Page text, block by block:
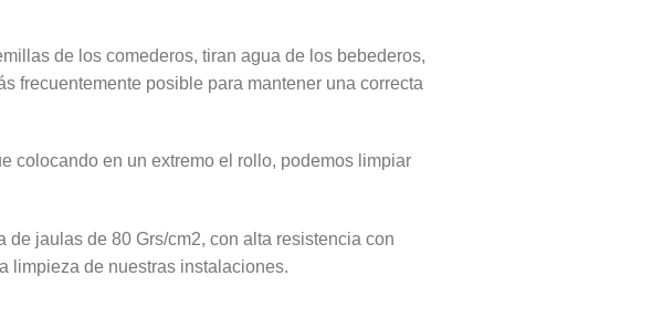
de los comederos, tiran agua de los bebederos,
frecuentemente posible para mantener una correcta
colocando en un extremo el rollo, podemos limpiar
jaulas de 80 Grs/cm2, con alta resistencia con
limpieza de nuestras instalaciones.